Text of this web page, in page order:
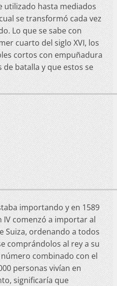
utilizado hasta mediados
se transformó cada vez
Lo que se sabe con
cuarto del siglo XVI, los
cortos con empuñadura
batalla y que estos se
importando y en 1589
IV comenzó a importar al
Suiza, ordenando a todos
comprándolos al rey a su
combinado con el
personas vivían en
significaría que